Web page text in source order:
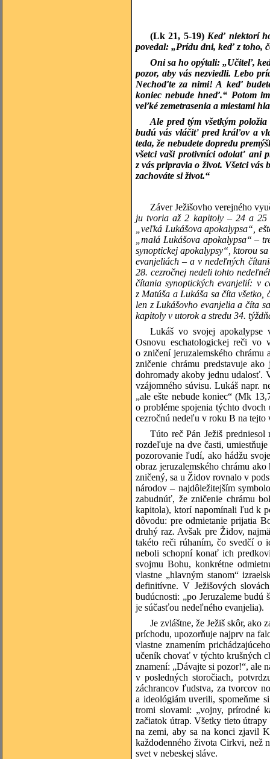
(Lk 21, 5-19) Keď niektorí
povedal: „Prídu dni, keď z toho,
Oni sa ho opýtali: „Učiteľ,
pozor, aby vás nezviedli. Lebo
Nechoďte za nimi! A keď
koniec nebude hneď.“ Potom
veľké zemetrasenia a miestami
Ale pred tým všetkým
budú vás vláčiť pred kráľov a
teda, že nebudete dopredu
všetci vaši protivníci odolať ani
z vás pripravia o život. Všetci
zachováte si život.“
Záver Ježišovho verejného
ju tvoria až 2 kapitoly – 24 a 25
„veľká Lukášova apokalypsa“,
„malá Lukášova apokalypsa“ –
synoptickej apokalypsy“, ktorou
evanjeliách – a v nedeľných
28. cezročnej nedeli tohto
čítania synoptických evanjelií: v
z Matúša a Lukáša sa číta
len z Lukášovho evanjelia a číta
kapitoly v utorok a stredu 34.
Lukáš vo svojej apokalypse
Osnovu eschatologickej reči vo
o zničení jeruzalemského chrámu
zničenie chrámu predstavuje
dohromady akoby jednu udalosť.
vzájomného súvisu. Lukáš napr.
„ale ešte nebude koniec“ (Mk
o probléme spojenia týchto
cezročnú nedeľu v roku B na tejto
Túto reč Pán Ježiš
rozdeľuje na dve časti,
pozorovanie ľudí, ako hádžu
obraz jeruzalemského chrámu
zničený, sa u Židov rovnalo v
národov – najdôležitejším
zabudnúť, že zničenie chrámu
kapitola), ktorí napomínali ľud k
dôvodu: pre odmietanie prijatia
druhý raz. Avšak pre Židov,
takéto reči rúhaním, čo svedčí o
neboli schopní konať ich
svojmu Bohu, konkrétne
vlastne „hlavným stanom“
definitívne. V Ježišových
budúcnosti: „po Jeruzaleme
je súčasťou nedeľného evanjelia).
Je zvláštne, že Ježiš skôr, ako
príchodu, upozorňuje najprv na
vlastne znamením
učeník chovať v týchto krušných
znamení: „Dávajte si pozor!“, ale
v posledných storočiach,
záchrancov ľudstva, za tvorcov
a ideológiám uverili, spomeňme
tromi slovami: „vojny, prírodné
začiatok útrap. Všetky tieto
na zemi, aby sa na konci zjavil
každodenného života Cirkvi, než
svet v nebeskej sláve.